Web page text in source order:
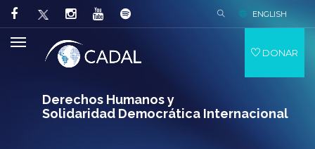
Derechos Humanos y
Solidaridad Democrática Internacional
ENGLISH
DONAR